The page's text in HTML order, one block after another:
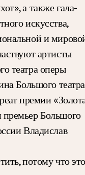
а также гала-
искусства,
и
артисты
театра оперы
Большого
премии
Большого
Владислав
потому что это